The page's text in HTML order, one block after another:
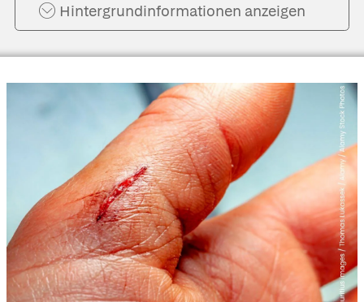
Hintergrund­informationen anzeigen